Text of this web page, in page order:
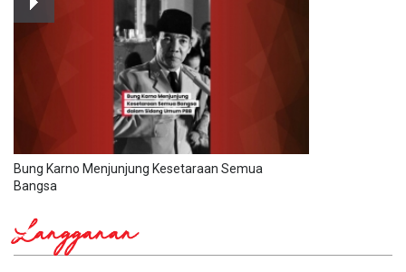
Bung Karno Menjunjung Kesetaraan Semua
Bangsa
Langganan